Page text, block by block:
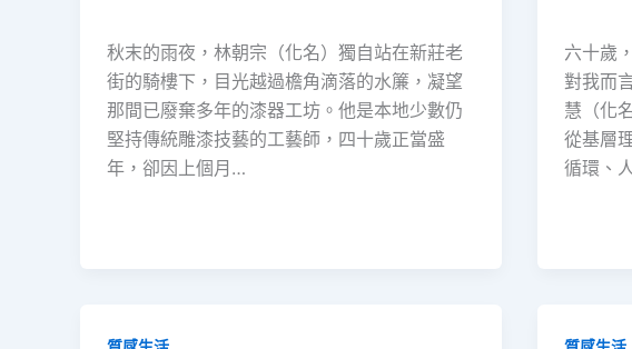
秋末的雨夜，林朝宗（化名）獨自站在新莊老
街的騎樓下，目光越過檐角滴落的水簾，凝望
那間已廢棄多年的漆器工坊。他是本地少數仍
堅持傳統雕漆技藝的工藝師，四十歲正當盛
年，卻因上個月…
六十歲
對我而
慧（化
從基層
循環、